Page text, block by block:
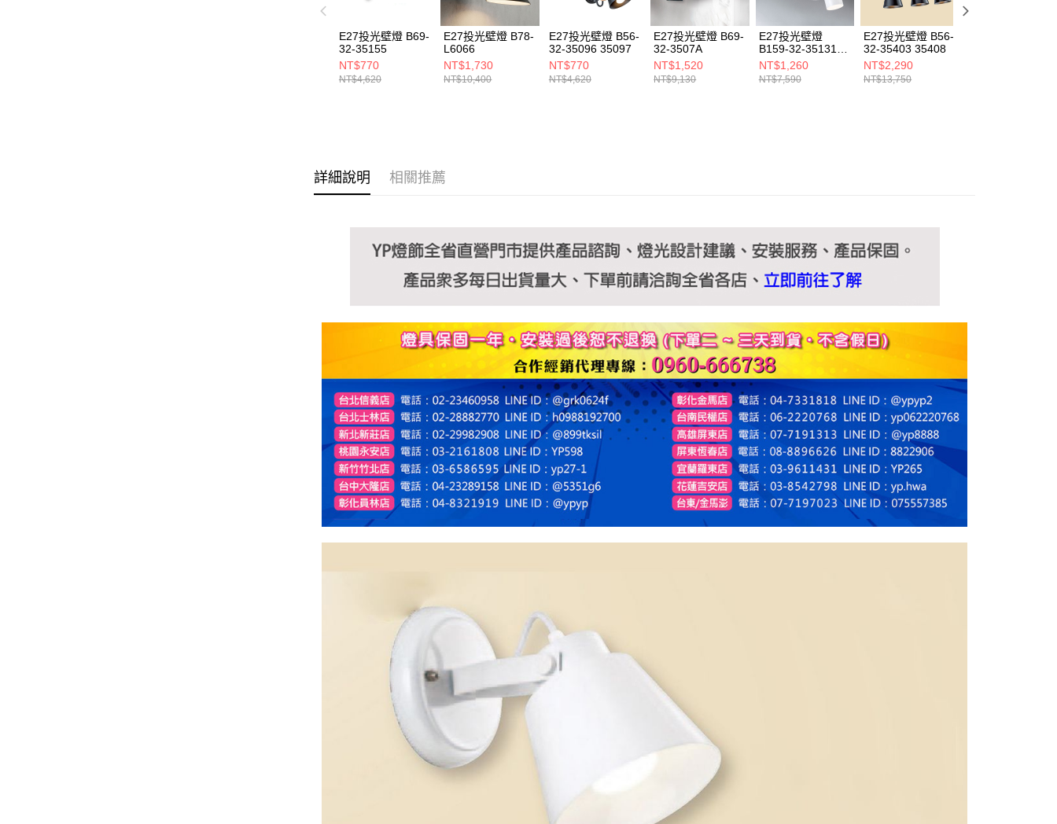
任。
即時審查核予不同之上限額度；若仍有額度不足之情形，本公司將視審查
結果請求用戶進行身份認證。
５．嚴禁一人註冊多個帳號或使用他人資訊註冊。若發現惡意使用之情
形，恩沛科技股份有限公司將有權停止該用戶之使用額度並採取法律行
E27投光壁燈 B69-
32-35155
NT$770
NT$4,620
E27投光壁燈 B78-
L6066
NT$1,730
NT$10,400
E27投光壁燈 B56-
32-35096 35097
NT$770
NT$4,620
E27投光壁燈 B69-
32-3507A
NT$1,520
NT$9,130
E27投光壁燈
B159-32-35131
35132
NT$1,260
NT$7,590
E27投光壁燈 B56-
32-35403 35408
NT$2,290
NT$13,750
詳細說明 相關推薦